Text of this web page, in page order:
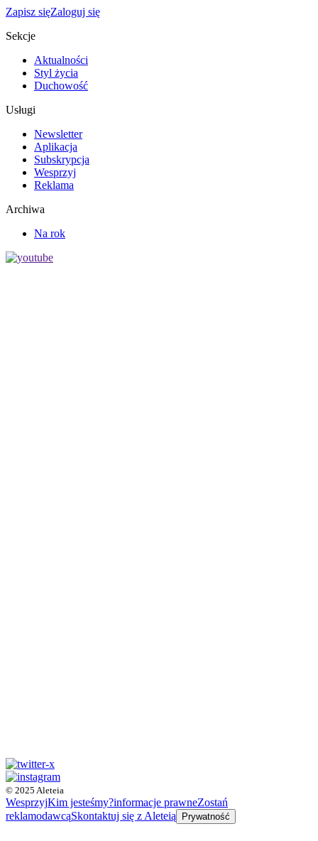
Zapisz sięZaloguj się
Sekcje
Aktualności
Styl życia
Duchowość
Usługi
Newsletter
Aplikacja
Subskrypcja
Wesprzyj
Reklama
Archiwa
Na rok
© 2025 Aleteia
WesprzyjKim jesteśmy?informacje prawneZostań
reklamodawcąSkontaktuj się z Aleteią Prywatność